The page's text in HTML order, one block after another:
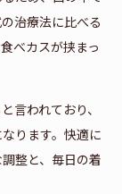
治療法に比べる
べカスが挟まっ
言われており、
ります。快適に
整と、毎日の着